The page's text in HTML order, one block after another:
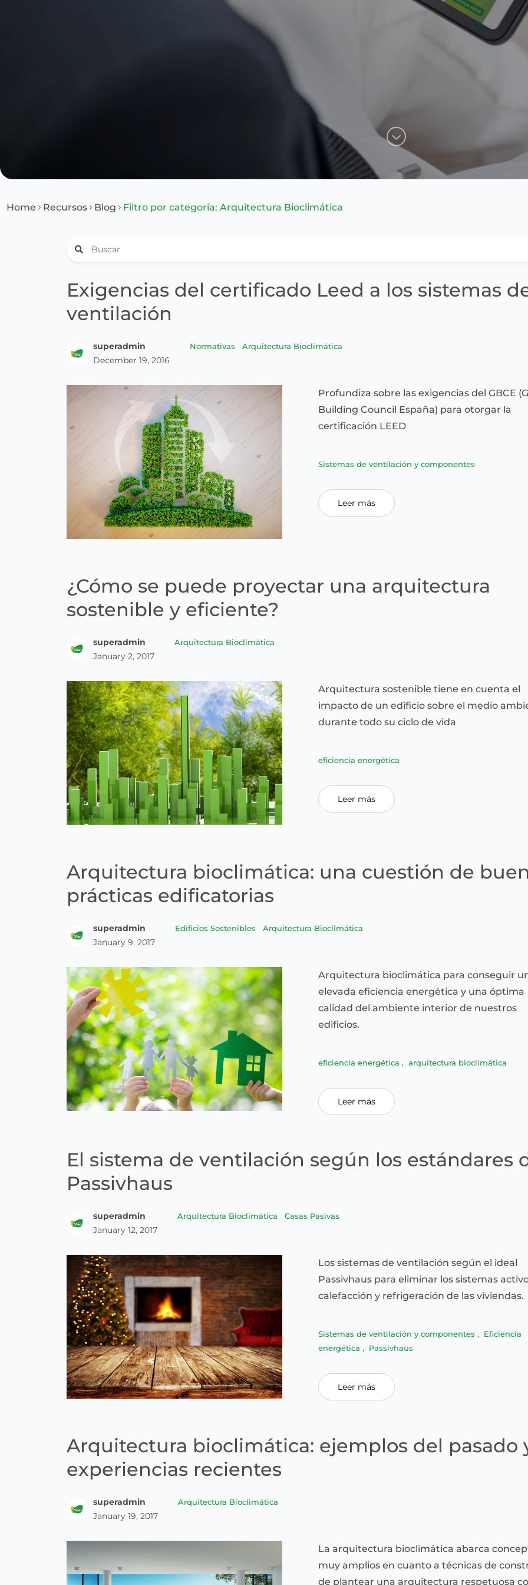
Home Recursos Blog Filtro por categoría: Arquitectura Bioclimática
Exigencias del certificado Leed a los sistemas
ventilación
superadmin
December 19, 2016
Normativas Arquitectura Bioclimática
Profundiza sobre las exigencias del GBCE
Building Council España) para otorgar la
certificación LEED
Sistemas de ventilación y componentes
Leer más
¿Cómo se puede proyectar una arquitectura
sostenible y eficiente?
superadmin
January 2, 2017
Arquitectura Bioclimática
Arquitectura sostenible tiene en cuenta el
impacto de un edificio sobre el medio
durante todo su ciclo de vida
eficiencia energética
Leer más
Arquitectura bioclimática: una cuestión de
prácticas edificatorias
superadmin
January 9, 2017
Edificios Sostenibles Arquitectura Bioclimática
Arquitectura bioclimática para conseguir
elevada eficiencia energética y una óptima
calidad del ambiente interior de nuestros
edificios.
eficiencia energética , arquitectura bioclimática
Leer más
El sistema de ventilación según los estándares
Passivhaus
superadmin
January 12, 2017
Arquitectura Bioclimática Casas Pasivas
Los sistemas de ventilación según el ideal
Passivhaus para eliminar los sistemas
calefacción y refrigeración de las viviendas.
Sistemas de ventilación y componentes , Eficiencia
energética , Passivhaus
Leer más
Arquitectura bioclimática: ejemplos del pasado
experiencias recientes
superadmin
January 19, 2017
Arquitectura Bioclimática
La arquitectura bioclimática abarca
muy amplios en cuanto a técnicas de
de plantear una arquitectura respetuosa